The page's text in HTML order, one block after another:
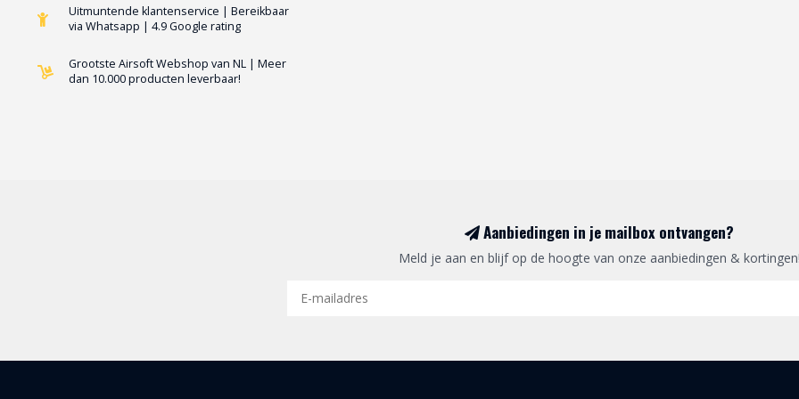
Uitmuntende klantenservice | Bereikbaar
via Whatsapp | 4.9 Google rating
Grootste Airsoft Webshop van NL | Meer
dan 10.000 producten leverbaar!
Aanbiedingen in je mailbox ontvangen?
Meld je aan en blijf op de hoogte van onze aanbiedingen & kortingen!